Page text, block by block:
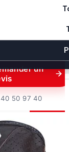
un
50 97 40